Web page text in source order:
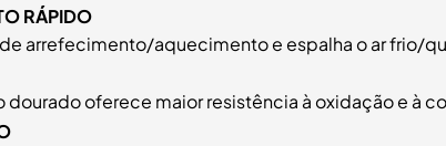
RÁPIDO
arrefecimento/aquecimento e espalha o ar frio/
oferece maior resistência à oxidação e à